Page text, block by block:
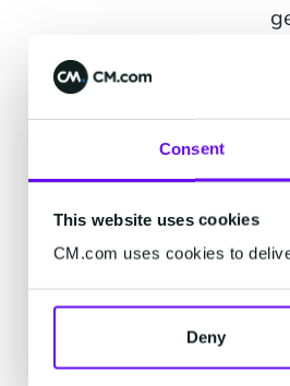
Consent
This website uses cookies
CM.com uses cookies to
Deny